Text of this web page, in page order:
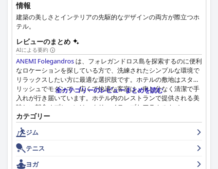
情報
建築の美しさとインテリアの先駆的なデザインの両方が際立つホ
テル。
レビューのまとめ
AIによる要約
ANEMI Folegandros は、フォレガンドロス島を探索するのに便利
なロケーションを探している方で、洗練されたシンプルな環境で
リラックスしたい方に最適な選択肢です。ホテルの敷地はスタイ
リッシュでモダンで、広くて快適な客室は、申し分なく清潔で手
入れが行き届いています。ホテル内のレストランで提供される美
味しい朝食オプションは、クリエイティブなアラカルトメニュー
が特徴で、作りたての料理が楽しめるため、ゲストから絶賛され
ています。スタッフはゲストから高い評価を受けており、親切
で、親身で、非常に丁寧だと評されています。美しいスイミング
プールと絵のように美しい敷地は、ホテルのハイライトであり、
リラックスするのに最適な場所です。全体として、
Folegandros
全カテゴリーのレビューまとめを読む
カテゴリー
ジム
テニス
ヨガ